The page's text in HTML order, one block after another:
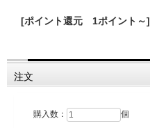
[ポイント還元 1ポイント～]
注文
購入数： 個